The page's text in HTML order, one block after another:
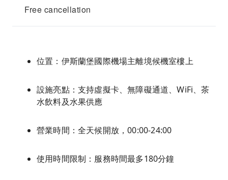
Free cancellation
位置：伊斯蘭堡國際機場主離境候機室樓上
設施亮點：支持虛擬卡、無障礙通道、WiFi、茶
水飲料及水果供應
營業時間：全天候開放，00:00-24:00
使用時間限制：服務時間最多180分鐘